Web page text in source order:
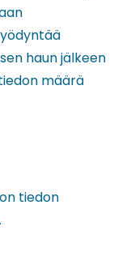
haun jälkeen
määrä
tiedon